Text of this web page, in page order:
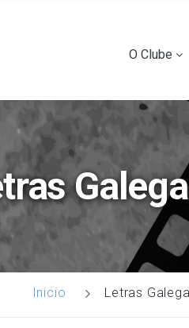
contido
O Clube
Inicio Letras